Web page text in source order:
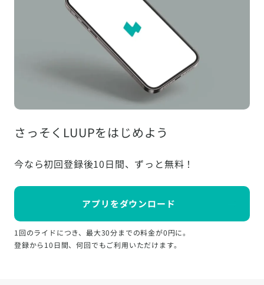
さっそくLUUPをはじめよう
今なら初回登録後10日間、ずっと無料！
アプリをダウンロード
1回のライドにつき、最大30分までの料金が0円に。
登録から10日間、何回でもご利用いただけます。